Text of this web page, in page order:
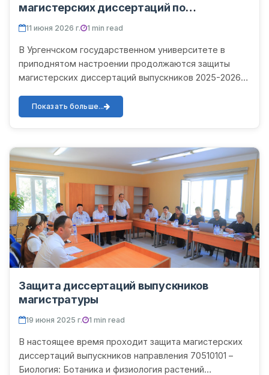
магистерских диссертаций по
специальности «70540103 – Актуарная и
финансовая математика»
11 июня 2026 г. 1 min read
В Ургенчском государственном университете в
приподнятом настроении продолжаются защиты
магистерских диссертаций выпускников 2025-2026
состоялись защиты д...
Показать больше...
Защита диссертаций выпускников
магистратуры
19 июня 2025 г. 1 min read
В настоящее время проходит защита магистерских
диссертаций выпускников направления 70510101 –
Биология: Ботаника и физиология растений